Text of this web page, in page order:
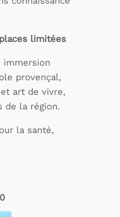
limitées
immersion
provençal,
art de vivre,
de la région.
la santé,